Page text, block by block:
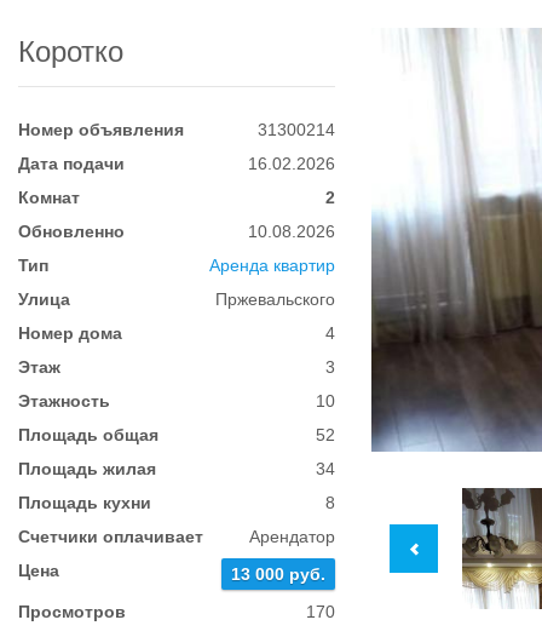
Коротко
Номер объявления
31300214
Дата подачи
16.02.2026
Комнат
2
Обновленно
10.08.2026
Тип
Аренда квартир
Улица
Пржевальского
Номер дома
4
Этаж
3
Этажность
10
Площадь общая
52
Площадь жилая
34
Площадь кухни
8
Счетчики оплачивает
Арендатор
Цена
13 000 руб.
Просмотров
170